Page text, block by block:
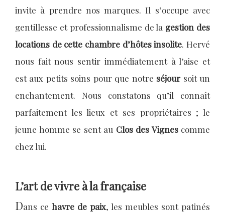
invite à prendre nos marques. Il s’occupe avec
gentillesse et professionnalisme de la gestion des
locations de cette chambre d’hôtes insolite. Hervé
nous fait nous sentir immédiatement à l’aise et
est aux petits soins pour que notre séjoursoit un
enchantement. Nous constatons qu’il connaît
parfaitement les lieux et ses propriétaires ; le
jeune homme se sent au Clos des Vignescomme
chez lui.
L’art de vivre à la française
Dans ce havre de paix, les meubles sont patinés